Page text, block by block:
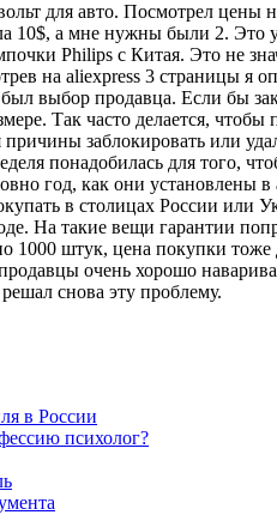
для авто. Посмотрел цены
10$, а мне нужны были 2. Это
Philips с Китая. Это не
на aliexpress 3 страницы я
выбор продавца. Если бы
Так часто делается,
причины заблокировать или
понадобилась для того,
год, как они установлены
в столицах России
На такие вещи гарантии
1000 штук, цена покупки тоже
очень хорошо
снова эту проблему.
в России
психолог?